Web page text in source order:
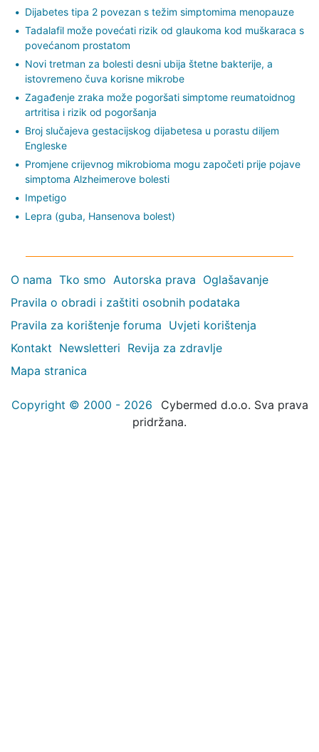
Dijabetes tipa 2 povezan s težim simptomima menopauze
Tadalafil može povećati rizik od glaukoma kod muškaraca s
povećanom prostatom
Novi tretman za bolesti desni ubija štetne bakterije, a
istovremeno čuva korisne mikrobe
Zagađenje zraka može pogoršati simptome reumatoidnog
artritisa i rizik od pogoršanja
Broj slučajeva gestacijskog dijabetesa u porastu diljem
Engleske
Promjene crijevnog mikrobioma mogu započeti prije pojave
simptoma Alzheimerove bolesti
Impetigo
Lepra (guba, Hansenova bolest)
O nama Tko smo Autorska prava Oglašavanje
Pravila o obradi i zaštiti osobnih podataka
Pravila za korištenje foruma Uvjeti korištenja
Kontakt Newsletteri Revija za zdravlje
Mapa stranica
Copyright © 2000 - 2026
Cybermed d.o.o. Sva prava
pridržana.